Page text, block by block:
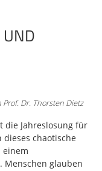
Das ist der
Jahrhunderts.
Zweifel sagen.
Theologie, so
in ein
war und über
bekommen
diesen Vortrag
UND
Dr. Thorsten Dietz
die Jahreslosung für
dieses chaotische
einem
Menschen glauben